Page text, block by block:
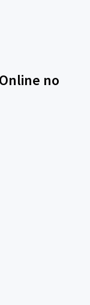
no